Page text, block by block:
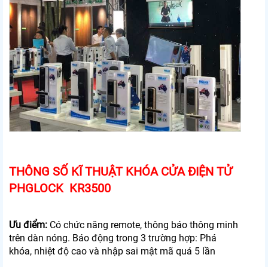
THÔNG SỐ KĨ THUẬT KHÓA CỬA ĐIỆN TỬ
PHGLOCK KR3500
Ưu điểm: Có chức năng remote, thông báo thông minh
trên dàn nóng. Báo động trong 3 trường hợp: Phá
khóa, nhiệt độ cao và nhập sai mật mã quá 5 lần